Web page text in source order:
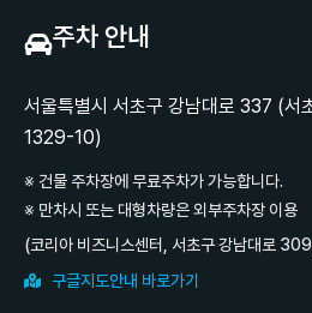
주차 안내
서울특별시 서초구 강남대로 337 (서
1329-10)
※ 건물 주차장에 무료주차가 가능합니다.
※ 만차시 또는 대형차량은 외부주차장 이용
(코리아 비즈니스센터, 서초구 강남대로
구글지도안내 바로가기